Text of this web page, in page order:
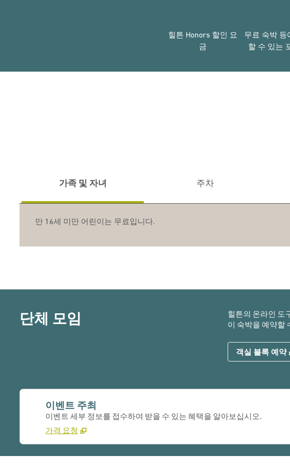
힐튼 Honors 할인 요
금
무료 숙박 등
할 수 있는
가족 및 자녀 주차
만 16세 미만 어린이는 무료입니다.
단체 모임
힐튼의 온라인 도
이 숙박을 예약할
객실 블록 예약
이벤트 주최
이벤트 세부 정보를 접수하여 받을 수 있는 혜택을 알아보십시오.
가격 요청